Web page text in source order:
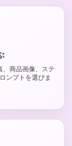
、商品画像、ステ
ンプトを選びま